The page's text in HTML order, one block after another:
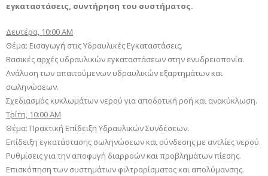
εγκαταστάσεις, συντήρηση του συστήματος.
Δευτέρα, 10:00 AM
Θέμα: Εισαγωγή στις Υδραυλικές Εγκαταστάσεις.
Βασικές αρχές υδραυλικών εγκαταστάσεων στην ενυδρειοπονία.
Ανάλυση των απαιτούμενων υδραυλικών εξαρτημάτων και
σωληνώσεων.
Σχεδιασμός κυκλωμάτων νερού για αποδοτική ροή και ανακύκλωση.
Τρίτη, 10:00 AM
Θέμα: Πρακτική Επίδειξη Υδραυλικών Συνδέσεων.
Επίδειξη εγκατάστασης σωληνώσεων και σύνδεσης με αντλίες νερού.
Ρυθμίσεις για την αποφυγή διαρροών και προβλημάτων πίεσης.
Επισκόπηση των συστημάτων φιλτραρίσματος και απολύμανσης.